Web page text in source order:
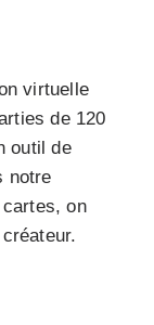
virtuelle
de 120
outil de
notre
on